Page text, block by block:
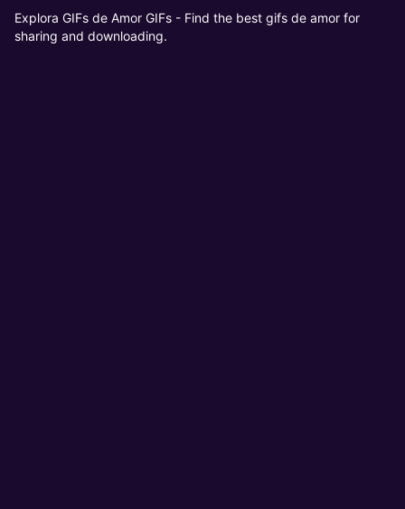
Explora GIFs de Amor GIFs - Find the best gifs de amor for
sharing and downloading.